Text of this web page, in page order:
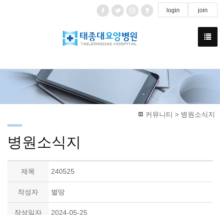
login join
커뮤니티 > 병원소식지
병원소식지
제목 240525
작성자 별땅
작성일자 2024-05-25